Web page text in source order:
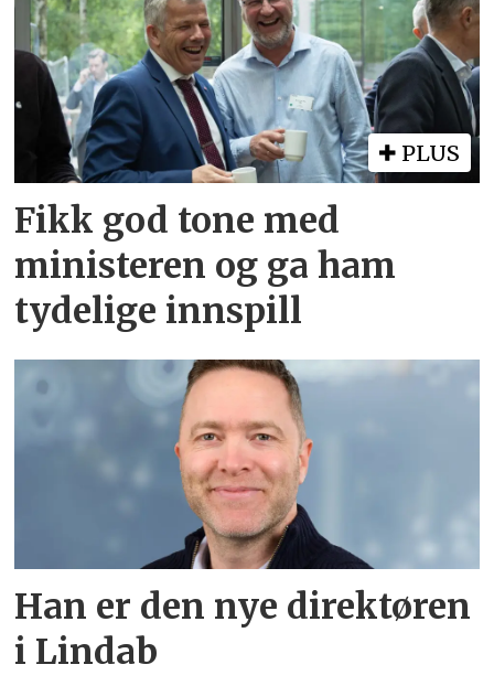
PLUS
Fikk god tone med
ministeren og ga ham
tydelige innspill
Han er den nye direktøren
i Lindab